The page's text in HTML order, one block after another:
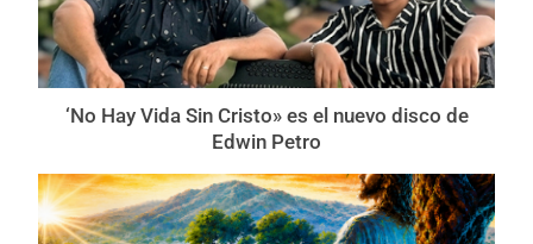
‘No Hay Vida Sin Cristo» es el nuevo disco de
Edwin Petro